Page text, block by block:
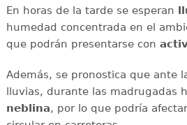
En horas de la tarde se esperan
humedad concentrada en el
que podrán presentarse con
Además, se pronostica que ante
lluvias, durante las madrugadas
neblina, por lo que podría